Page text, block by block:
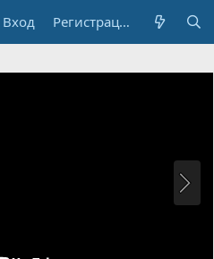
Вход Регистрация